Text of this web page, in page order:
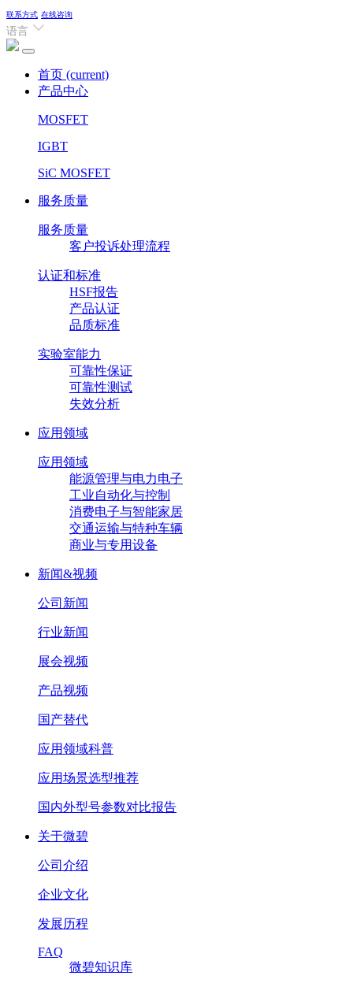
联系方式 在线咨询
语言
首页 (current)
产品中心
MOSFET
IGBT
SiC MOSFET
服务质量
服务质量
客户投诉处理流程
认证和标准
HSF报告
产品认证
品质标准
实验室能力
可靠性保证
可靠性测试
失效分析
应用领域
应用领域
能源管理与电力电子
工业自动化与控制
消费电子与智能家居
交通运输与特种车辆
商业与专用设备
新闻&视频
公司新闻
行业新闻
展会视频
产品视频
国产替代
应用领域科普
应用场景选型推荐
国内外型号参数对比报告
关于微碧
公司介绍
企业文化
发展历程
FAQ
微碧知识库